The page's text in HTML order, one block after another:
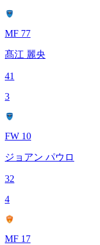
MF 77
髙江 麗央
41
3
FW 10
ジョアン パウロ
32
4
MF 17